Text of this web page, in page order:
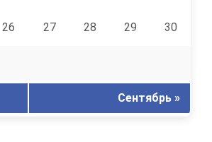
26 27 28 29 30
Сентябрь »